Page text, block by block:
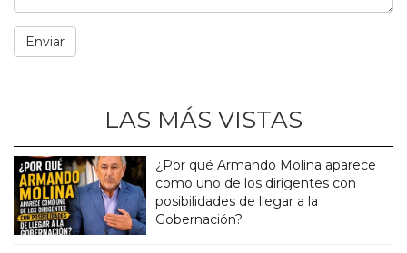
LAS MÁS VISTAS
¿Por qué Armando Molina aparece
como uno de los dirigentes con
posibilidades de llegar a la
Gobernación?